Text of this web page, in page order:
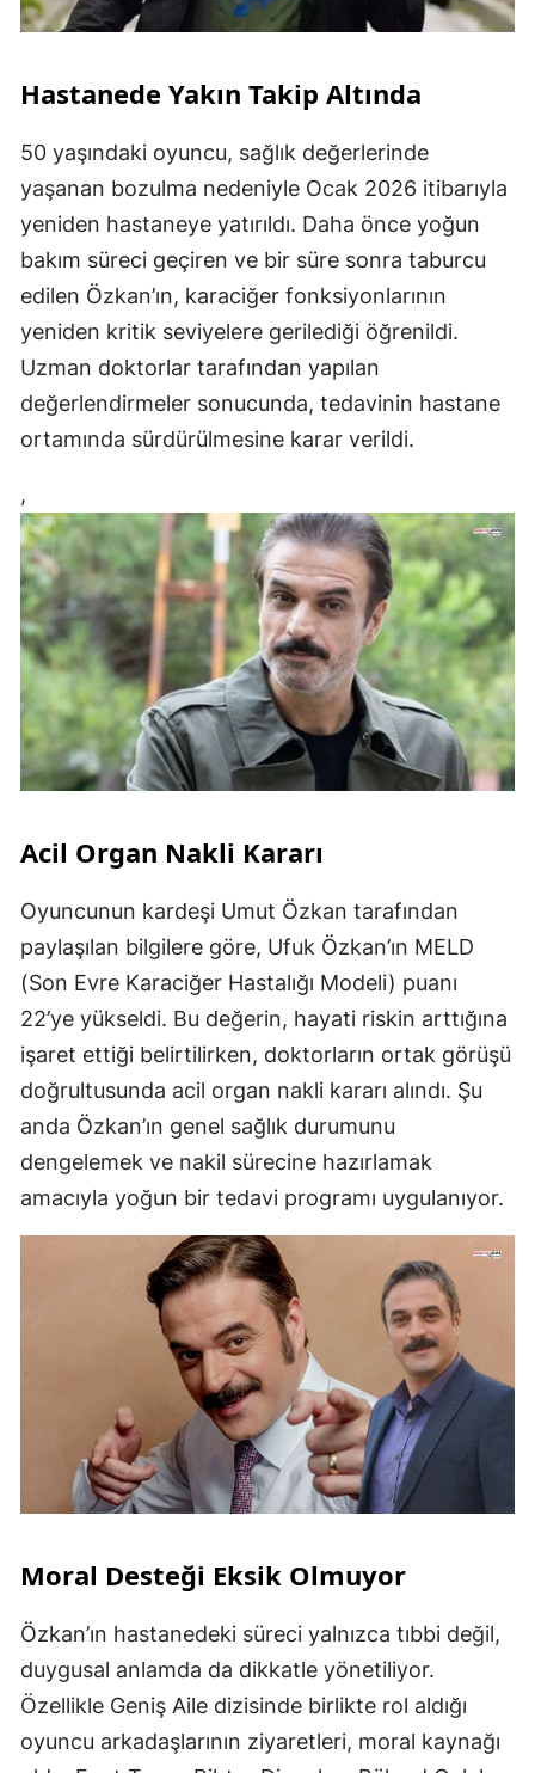
Hastanede Yakın Takip Altında
50 yaşındaki oyuncu, sağlık değerlerinde
yaşanan bozulma nedeniyle Ocak 2026 itibarıyla
yeniden hastaneye yatırıldı. Daha önce yoğun
bakım süreci geçiren ve bir süre sonra taburcu
edilen Özkan’ın, karaciğer fonksiyonlarının
yeniden kritik seviyelere gerilediği öğrenildi.
Uzman doktorlar tarafından yapılan
değerlendirmeler sonucunda, tedavinin hastane
ortamında sürdürülmesine karar verildi.
,
Acil Organ Nakli Kararı
Oyuncunun kardeşi Umut Özkan tarafından
paylaşılan bilgilere göre, Ufuk Özkan’ın MELD
(Son Evre Karaciğer Hastalığı Modeli) puanı
22’ye yükseldi. Bu değerin, hayati riskin arttığına
işaret ettiği belirtilirken, doktorların ortak görüşü
doğrultusunda acil organ nakli kararı alındı. Şu
anda Özkan’ın genel sağlık durumunu
dengelemek ve nakil sürecine hazırlamak
amacıyla yoğun bir tedavi programı uygulanıyor.
Moral Desteği Eksik Olmuyor
Özkan’ın hastanedeki süreci yalnızca tıbbi değil,
duygusal anlamda da dikkatle yönetiliyor.
Özellikle Geniş Aile dizisinde birlikte rol aldığı
oyuncu arkadaşlarının ziyaretleri, moral kaynağı